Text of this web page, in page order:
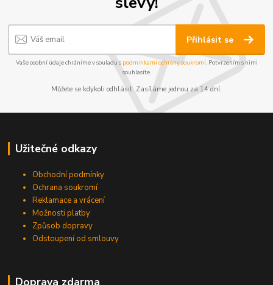
Přihlásit se
Vaše osobní údaje chráníme v souladu s podmínkami ochrany soukromí. Potvrzením s nimi
souhlasíte.
Můžete se kdykoli odhlásit. Zasíláme jednou za 14 dní.
Užitečné odkazy
Obchodní podmínky
Ochrana soukromí
Reklamace a vrácení
Možnosti platby
Způsob dopravy
Odstoupení od smlouvy
Doprava zdarma